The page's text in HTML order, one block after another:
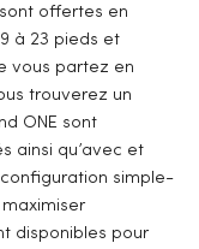
offertes en
à 23 pieds et
vous partez en
trouverez un
ONE sont
ainsi qu’avec et
simple-
disponibles pour